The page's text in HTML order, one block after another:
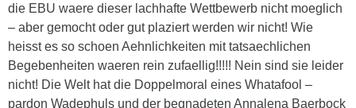
die EBU waere dieser lachhafte Wettbewerb nicht moeglich
– aber gemocht oder gut plaziert werden wir nicht! Wie
heisst es so schoen Aehnlichkeiten mit tatsaechlichen
Begebenheiten waeren rein zufaellig!!!!! Nein sind sie leider
nicht! Die Welt hat die Doppelmoral eines Whatafool –
pardon Wadephuls und der begnadeten Annalena Baerbock